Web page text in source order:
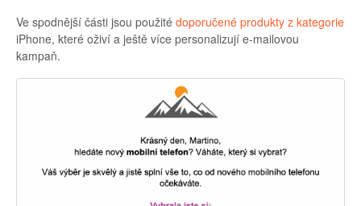
Ve spodnější části jsou použité doporučené produkty z kategorie
iPhone, které oživí a ještě více personalizují e-mailovou
kampaň.